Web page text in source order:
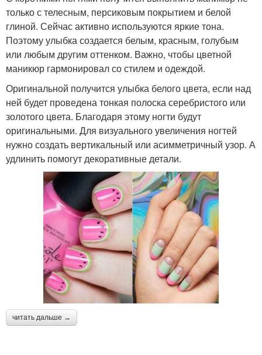
только с телесным, персиковым покрытием и белой
глиной. Сейчас активно используются яркие тона.
Поэтому улыбка создается белым, красным, голубым
или любым другим оттенком. Важно, чтобы цветной
маникюр гармонировал со стилем и одеждой.
Оригинальной получится улыбка белого цвета, если над
ней будет проведена тонкая полоска серебристого или
золотого цвета. Благодаря этому ногти будут
оригинальными. Для визуального увеличения ногтей
нужно создать вертикальный или асимметричный узор. А
удлинить помогут декоративные детали.
читать дальше →